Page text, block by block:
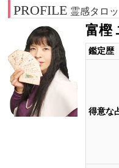
PROFILE 霊感タロ
富樫
鑑定歴
得意な